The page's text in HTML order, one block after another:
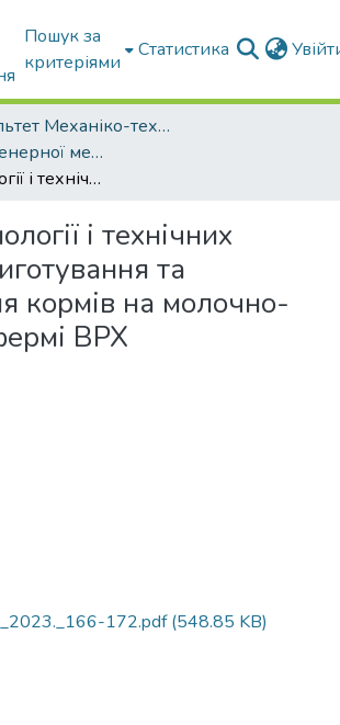
Пошук за
критеріями
Статистика
Факультет Механіко-технологічний
Кафедра Інженерної механіки та комп'ютерного проектування
Вибір технології і технічних засобів приготування та роздавання кормів на молочно-товарній фермі ВРХ
і технічних
та
кормів на молочно-
ВРХ
172.pdf(548.85 KB)